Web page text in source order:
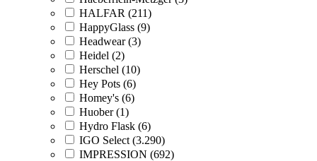
HALFAR (211)
HappyGlass (9)
Headwear (3)
Heidel (2)
Herschel (10)
Hey Pots (6)
Homey's (6)
Huober (1)
Hydro Flask (6)
IGO Select (3.290)
IMPRESSION (692)